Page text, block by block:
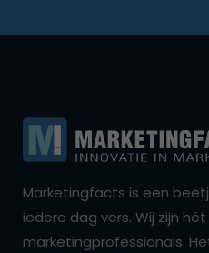
Marketingfacts is een
iedere dag vers. Wij zijn
marketingprofessionals.